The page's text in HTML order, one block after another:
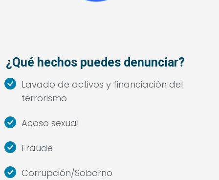
¿Qué hechos puedes denunciar?
Lavado de activos y financiación del
terrorismo
Acoso sexual
Fraude
Corrupción/Soborno